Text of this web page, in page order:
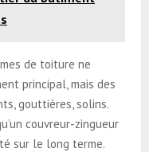
de toiture ne
principal, mais des
gouttières, solins.
couvreur-zingueur
sur le long terme.